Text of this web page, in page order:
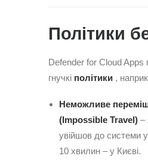
Політики
Defender for Cloud Apps
гнучкі політики ,
Неможливе
(Impossible Travel) –
увійшов до системи
10 хвилин – у Києві.